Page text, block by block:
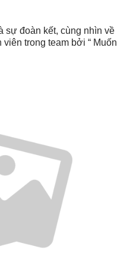
sự đoàn kết, cùng nhìn về
trong team bởi “ Muốn